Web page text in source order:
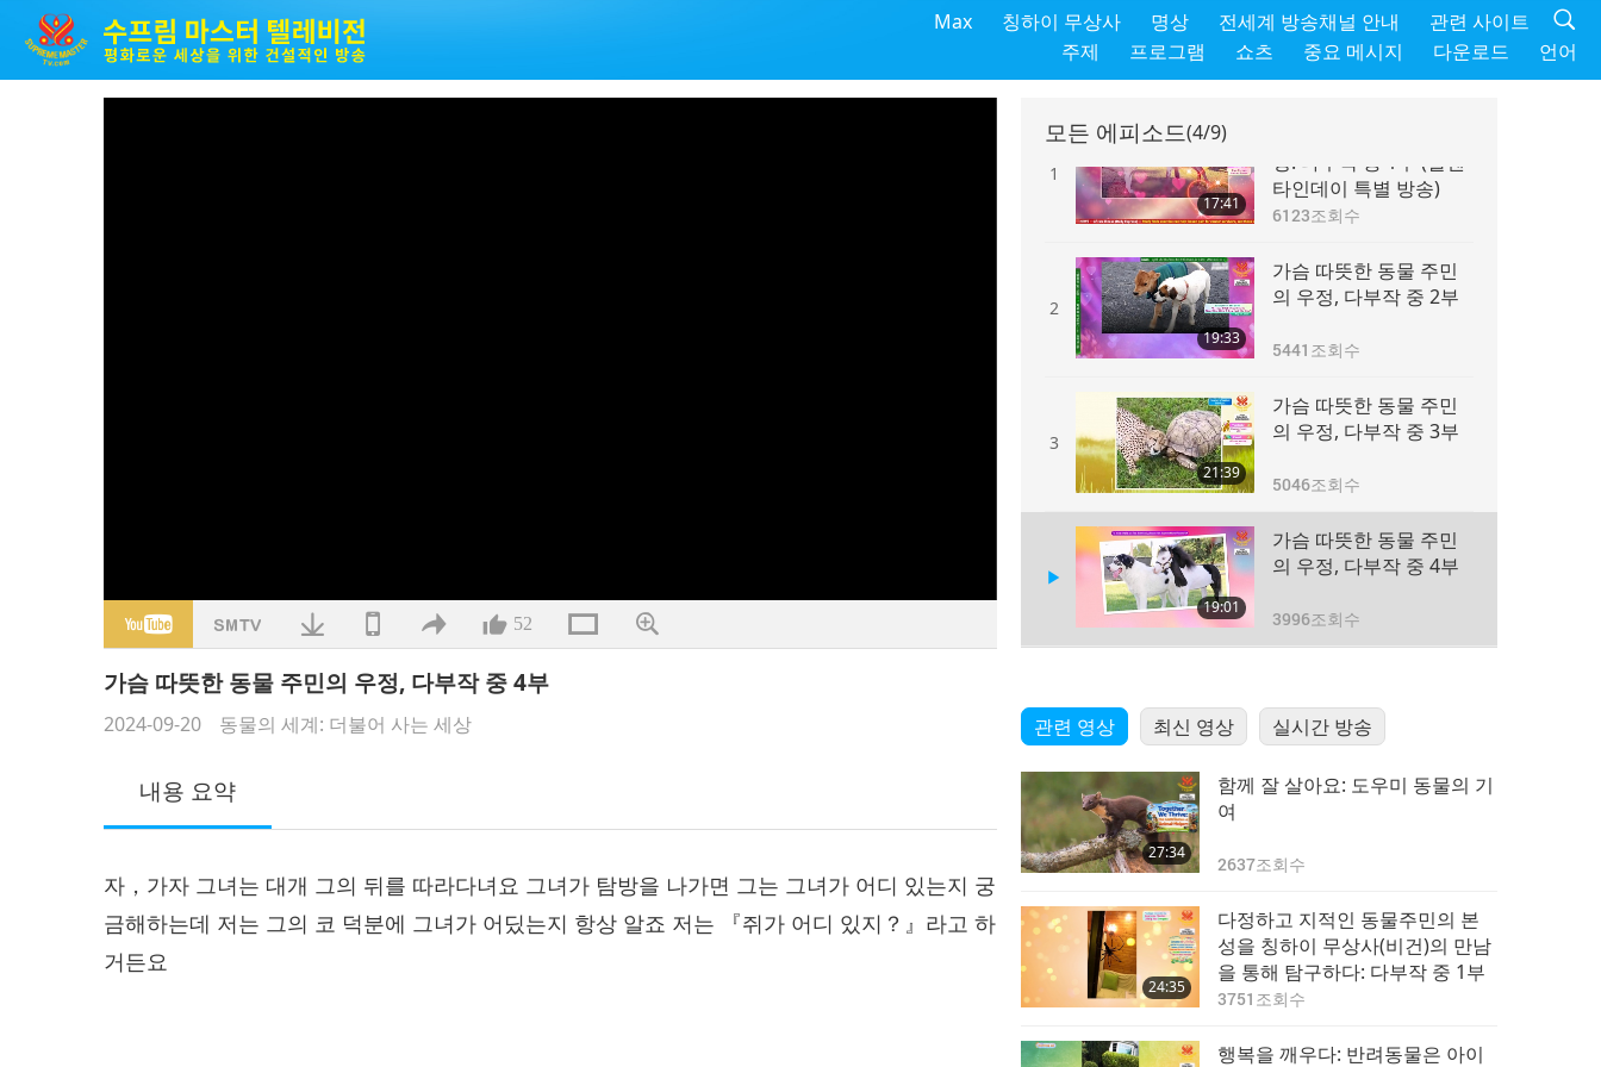
Max 칭하이 무상사 명상 전세계 방송채널 안내
관련 사이트
주제
프로그램 쇼츠 중요 메시지 다운로드 언어
52
가슴 따뜻한 동물 주민의 우정, 다부작 중 4부
2024-09-20 동물의 세계: 더불어 사는 세상
내용 요약
자，가자 그녀는 대개 그의 뒤를 따라다녀요 그녀가 탐방을 나가면 그는 그녀가 어디 있는지 궁
금해하는데 저는 그의 코 덕분에 그녀가 어딨는지 항상 알죠 저는 『쥐가 어디 있지？』라고 하
거든요
모든 에피소드(4/9)
1
17:41
정: 다부작 중 1부 (발렌
타인데이 특별 방송)
6123조회수
2
19:33
가슴 따뜻한 동물 주민
의 우정, 다부작 중 2부
5441 조회수
3
21:39
가슴 따뜻한 동물 주민
의 우정, 다부작 중 3부
5046조회수
19:01
가슴 따뜻한 동물 주민
의 우정, 다부작 중 4부
3996조회수
5
23:30
3789조회수
6
23:25
7
24:44
가슴 따뜻한 동물 주민
의 우정: 다부작 중 7부
(세계 농장 동물의 날 특
관련 영상 최신 영상 실시간 방송
27:34
함께 잘 살아요: 도우미 동물의 기
여
2637조회수
24:35
다정하고 지적인 동물주민의 본
성을 칭하이 무상사(비건)의 만남
을 통해 탐구하다: 다부작 중 1부
3751 조회수
행복을 깨우다: 반려동물은 아이